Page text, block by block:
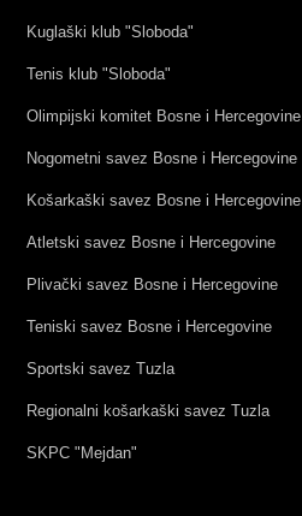
Kuglaški klub "Sloboda"
Tenis klub "Sloboda"
Olimpijski komitet Bosne i Hercegovine
Nogometni savez Bosne i Hercegovine
Košarkaški savez Bosne i Hercegovine
Atletski savez Bosne i Hercegovine
Plivački savez Bosne i Hercegovine
Teniski savez Bosne i Hercegovine
Sportski savez Tuzla
Regionalni košarkaški savez Tuzla
SKPC "Mejdan"